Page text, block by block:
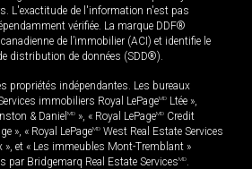
L'exactitude de l'information n'est pas
vérifiée. La marque DDF®
de l’immobilier (ACI) et identifie le
distribution de données (SDD®).
propriétés indépendantes. Les bureaux
immobiliers Royal LePageMD Ltée »,
& Daniel MD », « Royal LePageMD Credit
», « Royal LePageMD West Real Estate Services
», et « Les immeubles Mont-Tremblant »
par Bridgemarq Real Estate ServicesMD.